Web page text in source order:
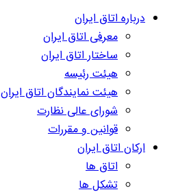
درباره اتاق ایران
معرفی اتاق ایران
ساختار اتاق ایران
هیئت رئیسه
هیئت نمایندگان اتاق ایران
شورای عالی نظارت
قوانین و مقررات
ارکان اتاق ایران
اتاق ها
تشکل ها